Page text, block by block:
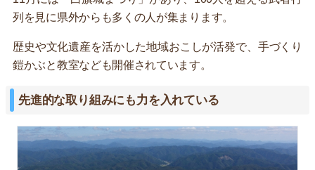
列を見に県外からも多くの人が集まります。
歴史や文化遺産を活かした地域おこしが活発で、手づくり
鎧かぶと教室なども開催されています。
先進的な取り組みにも力を入れている